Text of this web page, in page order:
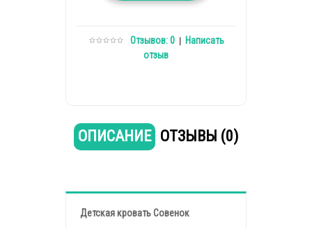
Отзывов: 0| Написать
отзыв
ОПИСАНИЕ ОТЗЫВЫ (0)
Детская кровать Совенок